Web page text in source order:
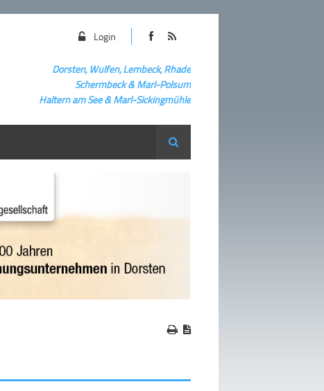
Login
Dorsten, Wulfen, Lembeck, Rhade
Schermbeck& Marl-Polsum
Haltern am See & Marl-Sickingmühle
Suche